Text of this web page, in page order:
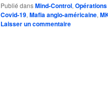
Publié dansMind-Control,
Covid-19, Mafia anglo-américaine,
Laisser un commentaire